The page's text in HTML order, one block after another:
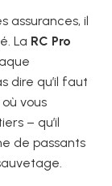
assurances, il
La RC Pro
dire qu’il faut
vous
– qu’il
de passants